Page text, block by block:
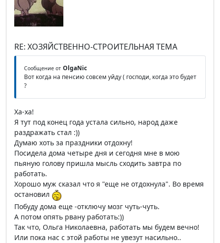
RE: ХОЗЯЙСТВЕННО-СТРОИТЕЛЬНАЯ ТЕМА
Сообщение от OlgaNic
Вот когда на пенсию совсем уйду ( господи, когда это будет
?
Ха-ха!
Я тут под конец года устала сильно, народ даже
раздражать стал :))
Думаю хоть за праздники отдохну!
Посидела дома четыре дня и сегодня мне в мою
пьяную голову пришла мысль сходить завтра по
работать.
Хорошо муж сказал что я "еще не отдохнула". Во время
остановил
Побуду дома еще -отключу мозг чуть-чуть.
А потом опять рвану работать:))
Так что, Ольга Николаевна, работать мы будем вечно!
Или пока нас с этой работы не увезут насильно..